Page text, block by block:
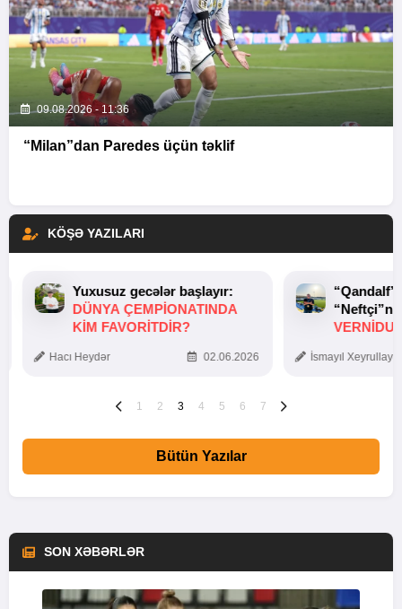
09.08.2026 - 11:36
“Milan”dan Paredes üçün təklif
KÖŞƏ YAZILARI
Yuxusuz gecələr başlayır:
DÜNYA ÇEMPIONATINDA
KIM FAVORITDIR?
Hacı Heydər 02.06.2026 İsmayıl
1 2 3 4 5 6 7
Bütün Yazılar
SON XƏBƏRLƏR